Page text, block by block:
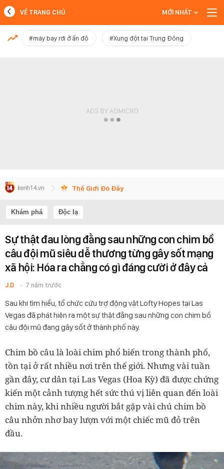
MỚI NHẤT
VỀ TRANG CHỦ MỚI NHẤT
#máy bay rơi ở ấn độ #Xung đột tại Trung Đông
Thế Giới Đó Đây
Khám phá Độc lạ
Sự thật đau lòng đằng sau những con chim bồ
câu đội mũ siêu dễ thương từng gây sốt mạng
xã hội: Hóa ra chẳng có gì đáng cười ở đây cả
J.D 7 năm trước
Sau khi tìm hiểu, tổ chức cứu trợ động vật Lofty Hopes tại Las
Vegas đã phát hiện ra một sự thật đằng sau những con chim bồ
câu đội mũ đang gây sốt ở thành phố này.
Chim bồ câu là loài chim phổ biến trong thành phố,
tồn tại ở rất nhiều nơi trên thế giới. Nhưng vài tuần
gần đây, cư dân tại Las Vegas (Hoa Kỳ) đã được chứng
kiến một cảnh tượng hết sức thú vị liên quan đến loài
chim này, khi nhiều người bắt gặp vài chú chim bồ
câu nhởn nhơ bay lượn với một chiếc mũ đỏ trên
đầu.